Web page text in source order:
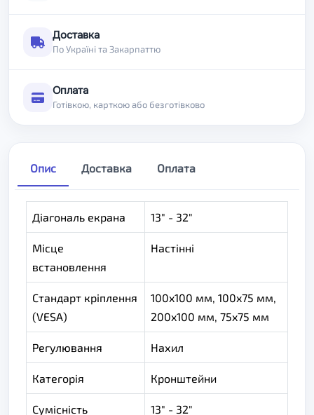
Доставка
По Україні та Закарпаттю
Оплата
Готівкою, карткою або безготівково
Опис Доставка Оплата
Діагональ екрана 13" - 32"
Місце
встановлення
Настінні
Стандарт кріплення
(VESA)
100x100 мм, 100x75 мм,
200x100 мм, 75x75 мм
Регулювання Нахил
Категорія Кронштейни
Сумісність 13" - 32"